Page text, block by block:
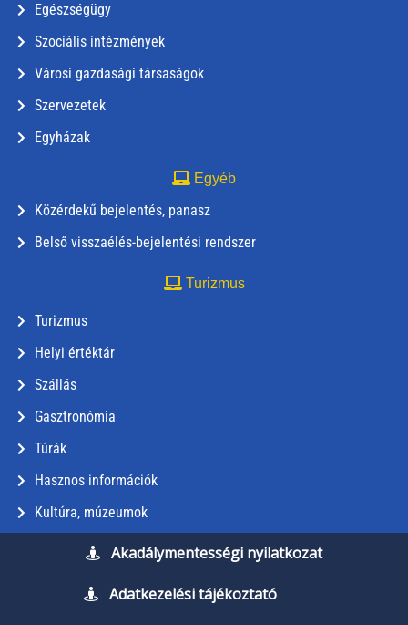
Egészségügy
Szociális intézmények
Városi gazdasági társaságok
Szervezetek
Egyházak
Egyéb
Közérdekű bejelentés, panasz
Belső visszaélés-bejelentési rendszer
Turizmus
Turizmus
Helyi értéktár
Szállás
Gasztronómia
Túrák
Hasznos információk
Kultúra, múzeumok
Akadálymentességi nyilatkozat
Adatkezelési tájékoztató